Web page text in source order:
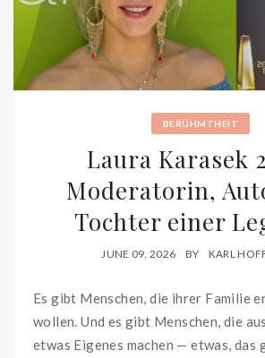
BERÜHMTHEIT
Laura Karasek
Moderatorin,
Tochter einer
JUNE 09, 2026 BY KARL
Es gibt Menschen, die ihrer Familie
wollen. Und es gibt Menschen, die
etwas Eigenes machen — etwas, das